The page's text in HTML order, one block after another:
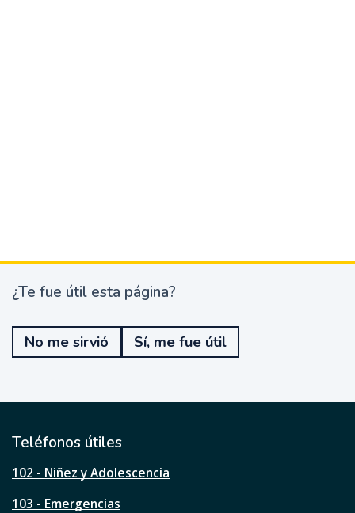
¿
e
u
t
l
s
a
¿Te fue útil esta página?
No me sirvió Sí, me fue útil
Teléfonos útiles
102 - Niñez y Adolescencia
103 - Emergencias